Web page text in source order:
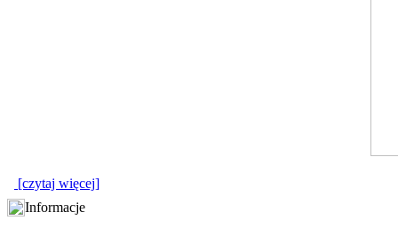
[czytaj więcej]
Informacje